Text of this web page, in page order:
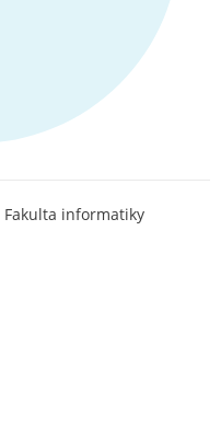
Fakulta informatiky